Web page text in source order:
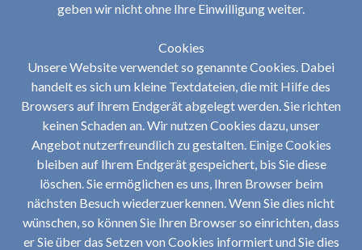
geben wir nicht ohne Ihre Einwilligung weiter.
Cookies
Unsere Website verwendet so genannte Cookies. Dabei
handelt es sich um kleine Textdateien, die mit Hilfe des
Browsers auf Ihrem Endgerät abgelegt werden. Sie richten
keinen Schaden an. Wir nutzen Cookies dazu, unser
Angebot nutzerfreundlich zu gestalten. Einige Cookies
bleiben auf Ihrem Endgerät gespeichert, bis Sie diese
löschen. Sie ermöglichen es uns, Ihren Browser beim
nächsten Besuch wiederzuerkennen. Wenn Sie dies nicht
wünschen, so können Sie Ihren Browser so einrichten, dass
er Sie über das Setzen von Cookies informiert und Sie dies